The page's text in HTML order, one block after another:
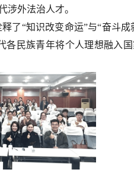
涉外法治人才。
了“知识改变命运”与“奋斗
民族青年将个人理想融入